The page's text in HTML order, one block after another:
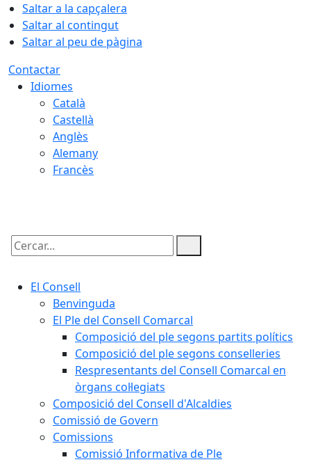
Saltar a la capçalera
Saltar al contingut
Saltar al peu de pàgina
Contactar
Idiomes
Català
Castellà
Anglès
Alemany
Francès
Cercar:
El Consell
Benvinguda
El Ple del Consell Comarcal
Composició del ple segons partits polítics
Composició del ple segons conselleries
Respresentants del Consell Comarcal en
òrgans col·legiats
Composició del Consell d'Alcaldies
Comissió de Govern
Comissions
Comissió Informativa de Ple